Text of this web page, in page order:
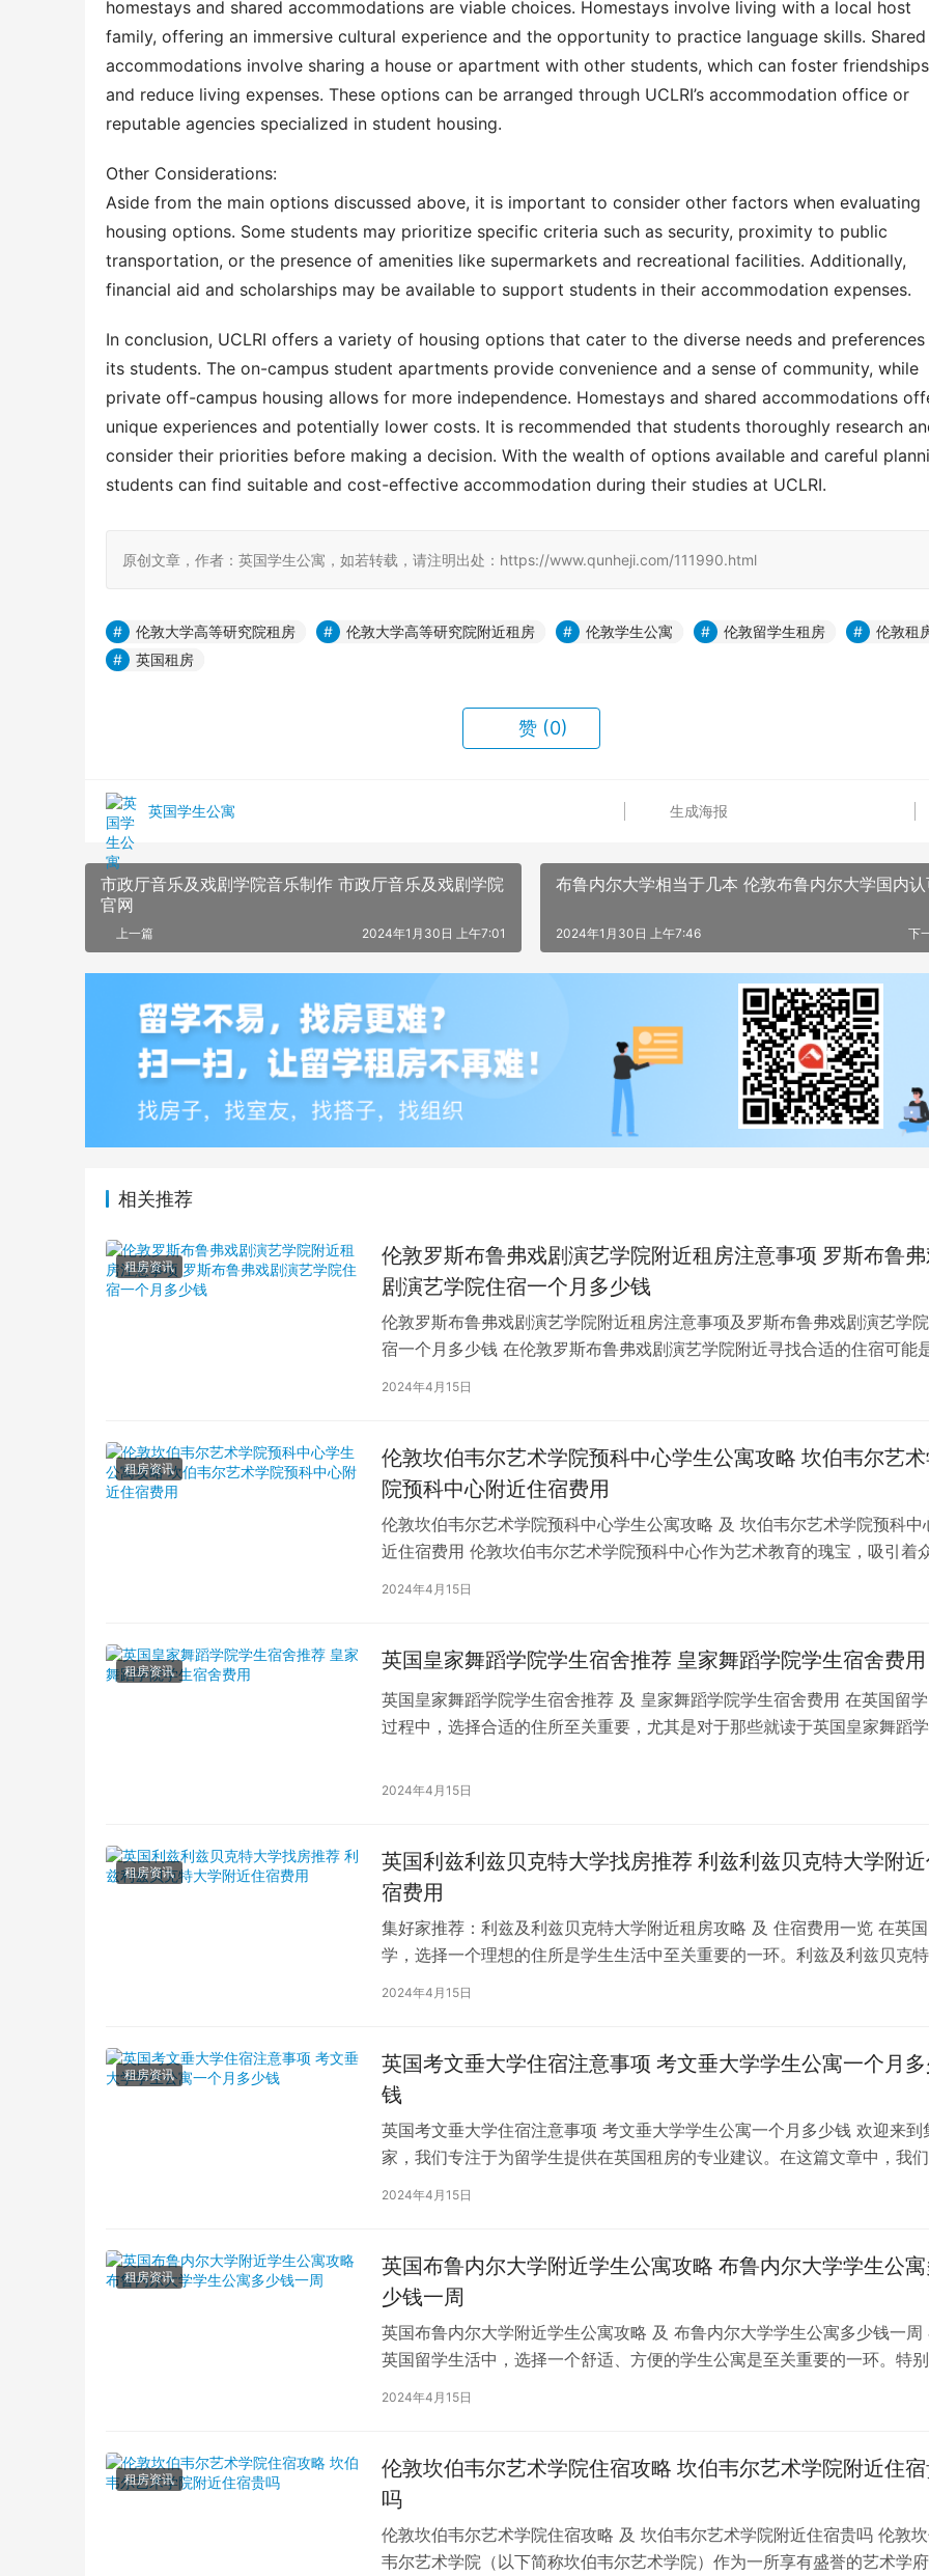
homestays and shared accommodations are viable choices. Homestays involve living with a local host
family, offering an immersive cultural experience and the opportunity to practice language skills. Shared
accommodations involve sharing a house or apartment with other students, which can foster friendships
and reduce living expenses. These options can be arranged through UCLRI’s accommodation office or
reputable agencies specialized in student housing.
Other Considerations:
Aside from the main options discussed above, it is important to consider other factors when evaluating
housing options. Some students may prioritize specific criteria such as security, proximity to public
transportation, or the presence of amenities like supermarkets and recreational facilities. Additionally,
financial aid and scholarships may be available to support students in their accommodation expenses.
In conclusion, UCLRI offers a variety of housing options that cater to the diverse needs and
its students. The on-campus student apartments provide convenience and a sense of community, while
private off-campus housing allows for more independence. Homestays and shared accommodations
unique experiences and potentially lower costs. It is recommended that students thoroughly research
consider their priorities before making a decision. With the wealth of options available and careful
students can find suitable and cost-effective accommodation during their studies at UCLRI.
原创文章，作者：英国学生公寓，如若转载，请注明出处：https://www.qunheji.com/111990.html
伦敦大学高等研究院租房 伦敦大学高等研究院附近租房 伦敦学生公寓 伦敦留学生租房
伦敦租
英国租房
赞 (0)
英国学生公寓 生成海报
市政厅音乐及戏剧学院音乐制作 市政厅音乐及戏剧学院
官网
上一篇 2024年1月30日 上午7:01
布鲁内尔大学相当于几本 伦敦布鲁内尔大学国内
下
2024年1月30日 上午7:46
相关推荐
租房资讯
伦敦罗斯布鲁弗戏剧演艺学院附近租房注意事项 罗斯布鲁
剧演艺学院住宿一个月多少钱
伦敦罗斯布鲁弗戏剧演艺学院附近租房注意事项及罗斯布鲁弗戏剧演艺学
宿一个月多少钱 在伦敦罗斯布鲁弗戏剧演艺学院附近寻找合适的住宿可能
学生活中的一项关键任务。为了帮助您顺利完成…
2024年4月15日
租房资讯
伦敦坎伯韦尔艺术学院预科中心学生公寓攻略 坎伯韦尔艺
院预科中心附近住宿费用
伦敦坎伯韦尔艺术学院预科中心学生公寓攻略 及 坎伯韦尔艺术学院预科中
近住宿费用 伦敦坎伯韦尔艺术学院预科中心作为艺术教育的瑰宝，吸引着
2024年4月15日
租房资讯 英国皇家舞蹈学院学生宿舍推荐 皇家舞蹈学院学生宿舍费用
英国皇家舞蹈学院学生宿舍推荐 及 皇家舞蹈学院学生宿舍费用 在英国留
过程中，选择合适的住所至关重要，尤其是对于那些就读于英国皇家舞蹈学
2024年4月15日
租房资讯
英国利兹利兹贝克特大学找房推荐 利兹利兹贝克特大学附
宿费用
集好家推荐：利兹及利兹贝克特大学附近租房攻略 及 住宿费用一览 在英
学，选择一个理想的住所是学生生活中至关重要的一环。利兹及利兹贝克特
学（以下简称利兹贝大）作为英国一所卓越的…
2024年4月15日
租房资讯
英国考文垂大学住宿注意事项 考文垂大学学生公寓一个月
钱
英国考文垂大学住宿注意事项 考文垂大学学生公寓一个月多少钱 欢迎来到
家，我们专注于为留学生提供在英国租房的专业建议。在这篇文章中，我们
深入探讨英国考文垂大学住宿的注意事项，以…
2024年4月15日
租房资讯
英国布鲁内尔大学附近学生公寓攻略 布鲁内尔大学学生公寓
少钱一周
英国布鲁内尔大学附近学生公寓攻略 及 布鲁内尔大学学生公寓多少钱一周
英国留学生活中，选择一个舒适、方便的学生公寓是至关重要的一环。特别
2024年4月15日
租房资讯
伦敦坎伯韦尔艺术学院住宿攻略 坎伯韦尔艺术学院附近住
吗
伦敦坎伯韦尔艺术学院住宿攻略 及 坎伯韦尔艺术学院附近住宿贵吗 伦敦
韦尔艺术学院（以下简称坎伯韦尔艺术学院）作为一所享有盛誉的艺术学府